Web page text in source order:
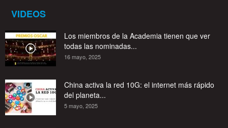
VIDEOS
Los miembros de la Academia tienen que ver
todas las nominadas...
16 mayo, 2025
China activa la red 10G: el internet más rápido
del planeta...
5 mayo, 2025